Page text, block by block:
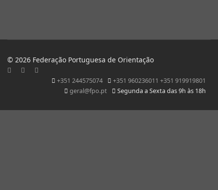
© 2026 Federação Portuguesa de Orientação
+351 244575074
+351 960236011 +351 919919801
geral@fpo.pt
Segunda a Sexta das 9h às 18h